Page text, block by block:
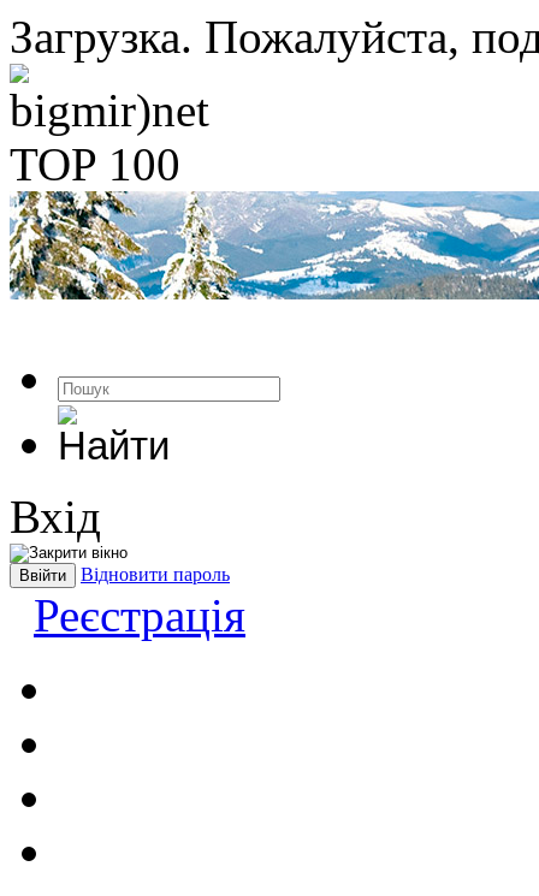
Загрузка. Пожалуйста,
Вхід
Відновити пароль
Реєстрація